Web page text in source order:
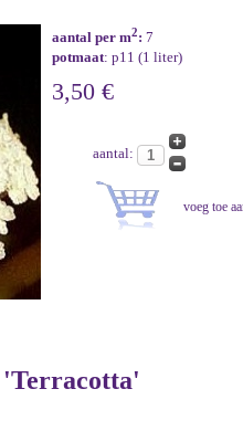
aantal per m2: 7
potmaat: p11 (1 liter)
3,50 €
aantal: